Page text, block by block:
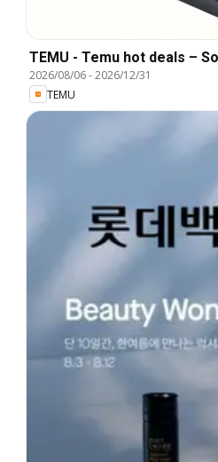
TEMU - Temu hot deals –
2026/08/06-2026/12/31
TEMU